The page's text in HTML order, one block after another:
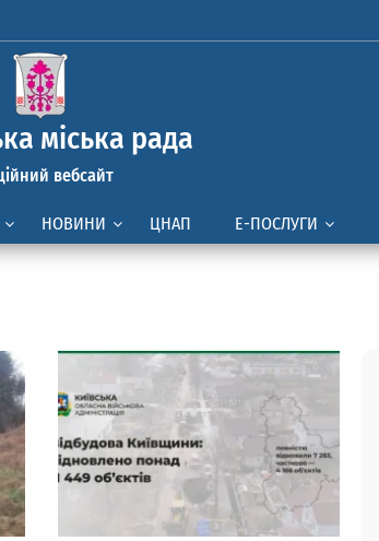
міська рада
вебсайт
НОВИНИ ЦНАП Е-ПОСЛУГИ